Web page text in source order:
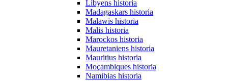
Libyens historia
Madagaskars historia
Malawis historia
Malis historia
Marockos historia
Mauretaniens historia
Mauritius historia
Moçambiques historia
Namibias historia